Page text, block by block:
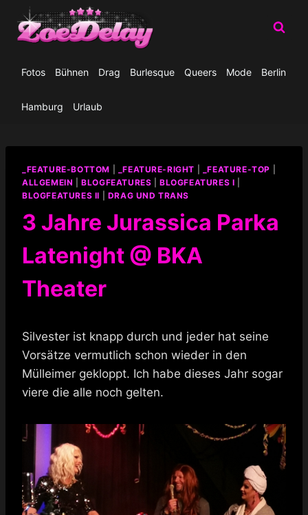
Inhalt
springen
Fotos Bühnen Drag Burlesque Queers Mode Berlin
Hamburg Urlaub
_FEATURE-BOTTOM _FEATURE-RIGHT _FEATURE-TOP
ALLGEMEIN |BLOGFEATURES |BLOGFEATURES I
BLOGFEATURES II
DRAG UND TRANS
3 Jahre Jurassica Parka
Latenight @ BKA
Theater
Silvester ist knapp durch und jeder hat seine
Vorsätze vermutlich schon wieder in den
Mülleimer gekloppt. Ich habe dieses Jahr sogar
viere die alle noch gelten.